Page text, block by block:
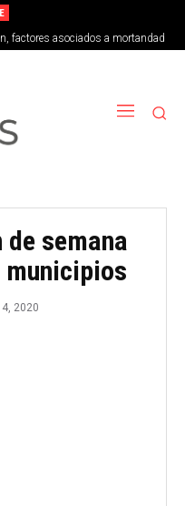
factores asociados a mortandad
Alatorre
semana
municipios
2020